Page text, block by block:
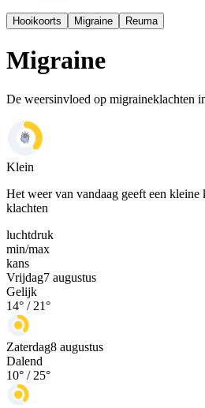
Hooikoorts Migraine Reuma
Migraine
De weersinvloed op migraineklachten
Klein
Het weer van vandaag geeft een kleine
klachten
luchtdruk
min/max
kans
Vrijdag7 augustus
Gelijk
14° / 21°
Zaterdag8 augustus
Dalend
10° / 25°